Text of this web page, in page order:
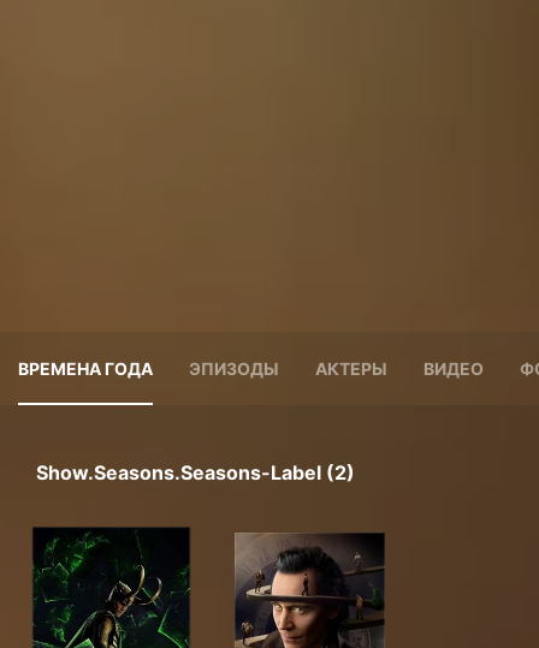
ВРЕМЕНА ГОДА ЭПИЗОДЫ АКТЕРЫ ВИДЕО
Show.seasons.seasons-Label (2)